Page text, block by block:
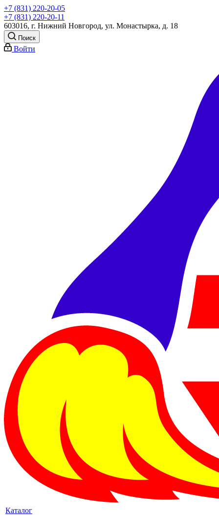
+7 (831) 220-20-05
+7 (831) 220-20-11
603016, г. Нижний Новгород, ул. Монастырка, д. 18
Поиск
Войти
Каталог